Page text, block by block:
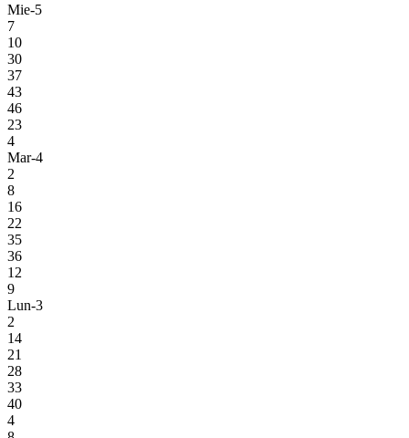
Mie-5
7
10
30
37
43
46
23
4
Mar-4
2
8
16
22
35
36
12
9
Lun-3
2
14
21
28
33
40
4